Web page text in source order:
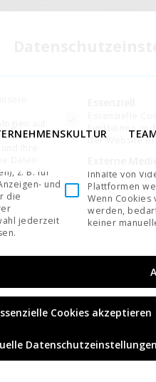
z. B. für
und
die
jederzeit
Funktionen
der Website
Inhalte von
Plattformen
Wenn
werden,
keiner
Cookies akzeptieren
Datenschutzeinstellungen